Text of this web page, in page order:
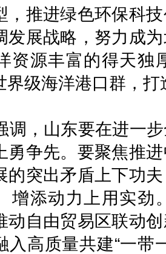
，推进绿色环保科
发展战略，努力成
资源丰富的得天独
界级海洋港口群，
调，山东要在进一
勇争先。要聚焦推
的突出矛盾上下功
增添动力上用实劲
动自由贸易区联动
入高质量共建“一带